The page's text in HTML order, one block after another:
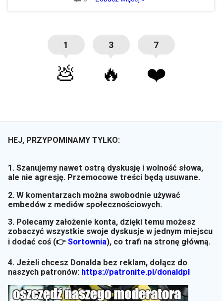
1
💩
3
🔥
7
❤️
HEJ, PRZYPOMINAMY TYLKO:
1. Szanujemy nawet ostrą dyskusję i wolność słowa,
ale nie agresję. Przemocowe treści będą usuwane.
2. W komentarzach można swobodnie używać
embedów z mediów społecznościowych.
3. Polecamy założenie konta, dzięki temu możesz
zobaczyć wszystkie swoje dyskusje w jednym miejscu
i dodać coś (👉 Sortownia), co trafi na stronę główną.
4. Jeżeli chcesz Donalda bez reklam, dołącz do
naszych patronów: https://patronite.pl/donaldpl